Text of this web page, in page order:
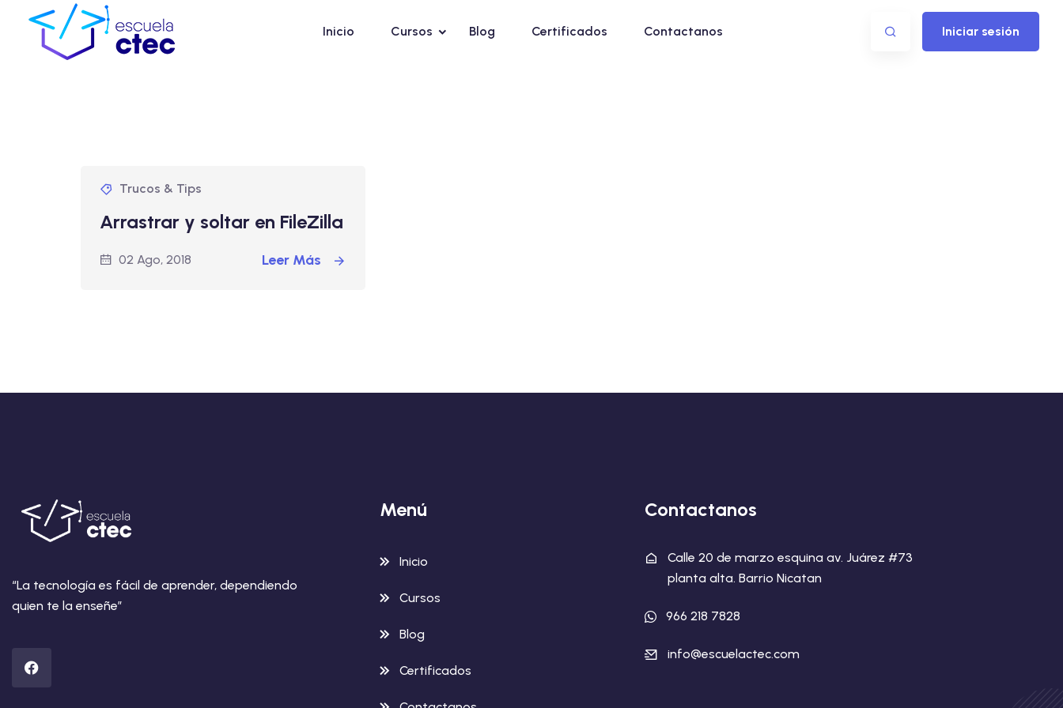
Inicio Cursos Blog Certificados Contactanos Iniciar sesión
Trucos & Tips
Arrastrar y soltar en FileZilla
02 Ago, 2018 Leer Más
“La tecnología es fácil de aprender, dependiendo
quien te la enseñe”
Menú
Inicio
Cursos
Blog
Certificados
Contactanos
Calle 20 de marzo esquina av. Juárez #73
planta alta. Barrio Nicatan
966 218 7828
info@escuelactec.com